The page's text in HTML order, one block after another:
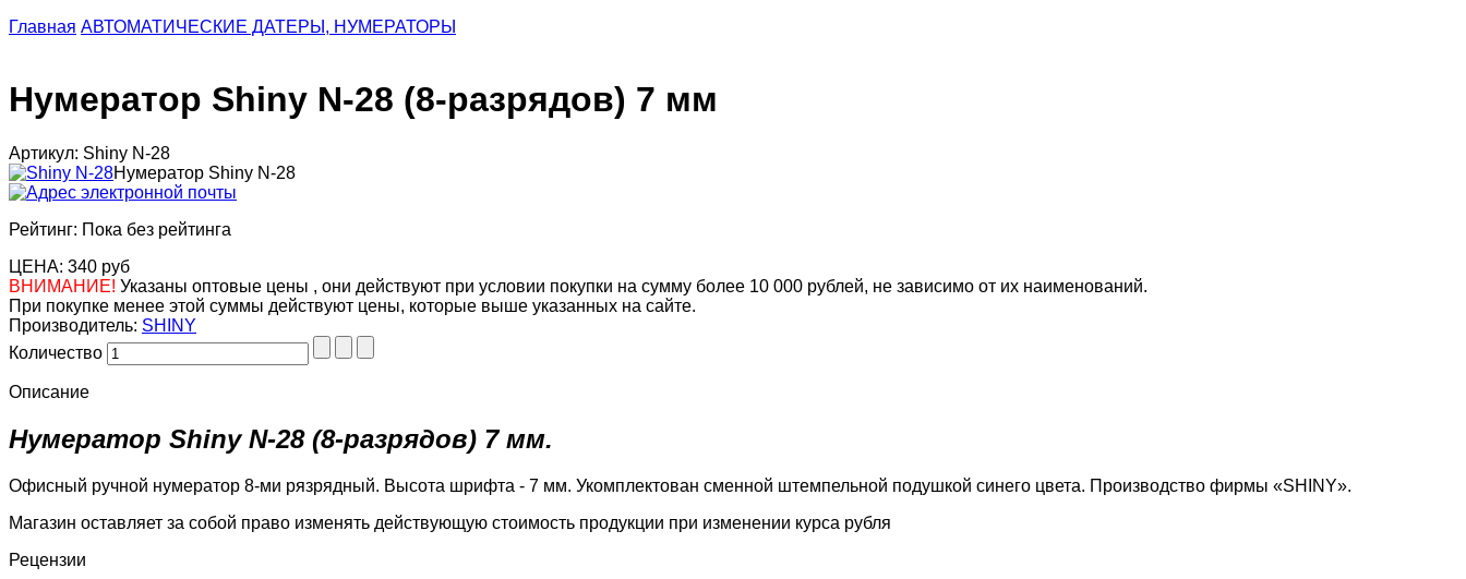
Главная АВТОМАТИЧЕСКИЕ ДАТЕРЫ, НУМЕРАТОРЫ
Нумератор Shiny N-28 (8-разрядов) 7 мм
Артикул: Shiny N-28
Нумератор Shiny N-28
Рейтинг: Пока без рейтинга
ЦЕНА: 340 руб
ВНИМАНИЕ! Указаны оптовые цены , они действуют при условии покупки на сумму более 10 000 рублей, не зависимо от их наименований.
При покупке менее этой суммы действуют цены, которые выше указанных на сайте.
Производитель: SHINY
Количество
Описание
Нумератор Shiny N-28 (8-разрядов) 7 мм.
Офисный ручной нумератор 8-ми рязрядный. Высота шрифта - 7 мм. Укомплектован сменной штемпельной подушкой синего цвета. Производство фирмы «SHINY».
Магазин оставляет за собой право изменять действующую стоимость продукции при изменении курса рубля
Рецензии